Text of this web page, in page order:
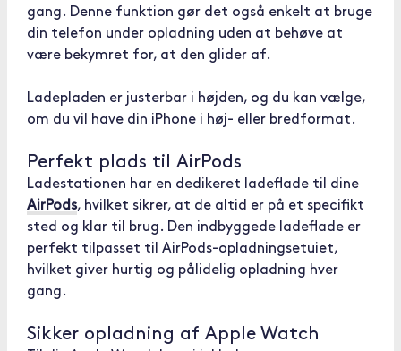
gang. Denne funktion gør det også enkelt at bruge
din telefon under opladning uden at behøve at
være bekymret for, at den glider af.
Ladepladen er justerbar i højden, og du kan vælge,
om du vil have din iPhone i høj- eller bredformat.
Perfekt plads til AirPods
Ladestationen har en dedikeret ladeflade til dine
AirPods, hvilket sikrer, at de altid er på et specifikt
sted og klar til brug. Den indbyggede ladeflade er
perfekt tilpasset til AirPods-opladningsetuiet,
hvilket giver hurtig og pålidelig opladning hver
gang.
Sikker opladning af Apple Watch